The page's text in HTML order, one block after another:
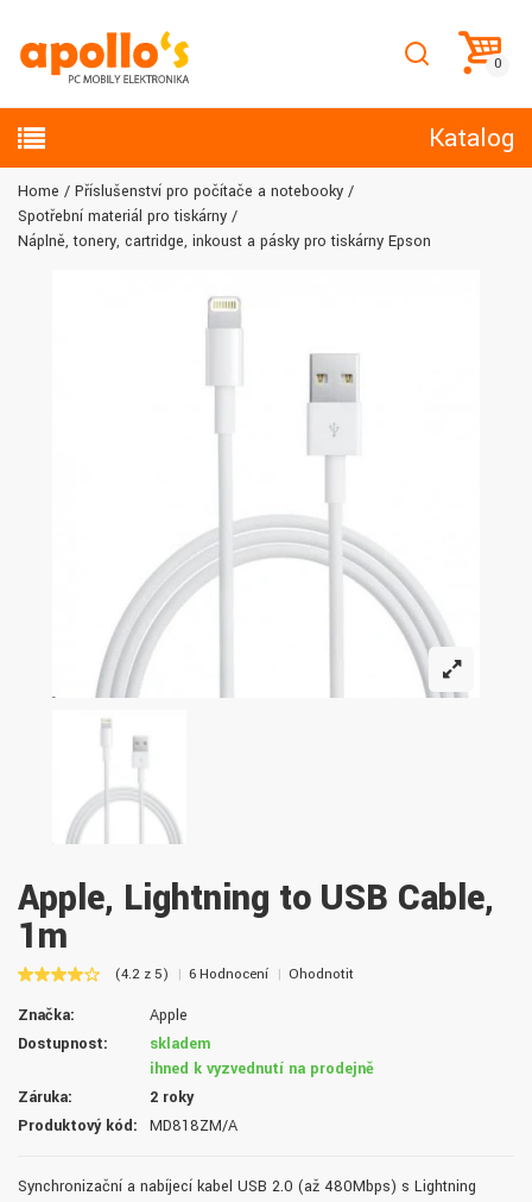
Katalog
Home
Příslušenství pro počítače a notebooky
Spotřební materiál pro tiskárny
Náplně, tonery, cartridge, inkoust a pásky pro tiskárny Epson
Apple, Lightning to USB Cable,
1m
(4.2 z 5) 6 Hodnocení Ohodnotit
Značka:
Apple
Dostupnost:
skladem
ihned k vyzvednutí na prodejně
Záruka:
2 roky
Produktový kód:
MD818ZM/A
Synchronizační a nabíjecí kabel USB 2.0 (až 480Mbps) s Lightning